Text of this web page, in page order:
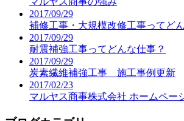
2017/09/29
補修工事・大規模改修工事ってど
2017/09/29
耐震補強工事ってどんな仕事？
2017/09/29
炭素繊維補強工事 施工事例更新
2017/02/23
マルヤス商事株式会社 ホームペー